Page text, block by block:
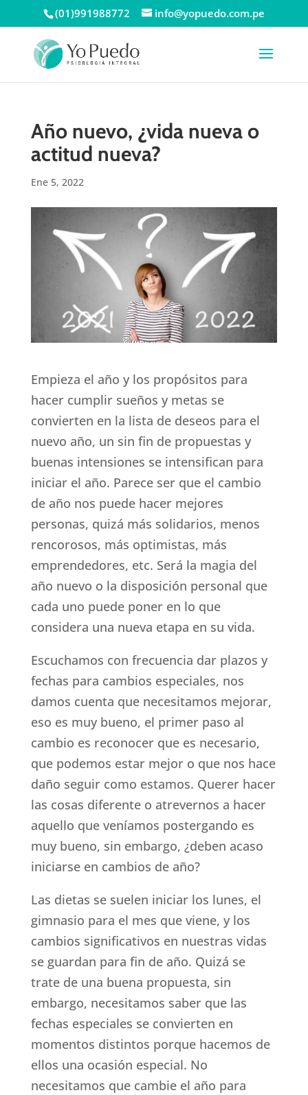
(01)991988772 info@yopuedo.com.pe
Año nuevo, ¿vida nueva o
actitud nueva?
Ene 5, 2022
Empieza el año y los propósitos para
hacer cumplir sueños y metas se
convierten en la lista de deseos para el
nuevo año, un sin fin de propuestas y
buenas intensiones se intensifican para
iniciar el año. Parece ser que el cambio
de año nos puede hacer mejores
personas, quizá más solidarios, menos
rencorosos, más optimistas, más
emprendedores, etc. Será la magia del
año nuevo o la disposición personal que
cada uno puede poner en lo que
considera una nueva etapa en su vida.
Escuchamos con frecuencia dar plazos y
fechas para cambios especiales, nos
damos cuenta que necesitamos mejorar,
eso es muy bueno, el primer paso al
cambio es reconocer que es necesario,
que podemos estar mejor o que nos hace
daño seguir como estamos. Querer hacer
las cosas diferente o atrevernos a hacer
aquello que veníamos postergando es
muy bueno, sin embargo, ¿deben acaso
iniciarse en cambios de año?
Las dietas se suelen iniciar los lunes, el
gimnasio para el mes que viene, y los
cambios significativos en nuestras vidas
se guardan para fin de año. Quizá se
trate de una buena propuesta, sin
embargo, necesitamos saber que las
fechas especiales se convierten en
momentos distintos porque hacemos de
ellos una ocasión especial. No
necesitamos que cambie el año para